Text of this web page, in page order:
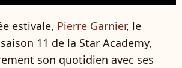
estivale, Pierre Garnier, le
11 de la Star Academy,
son quotidien avec ses